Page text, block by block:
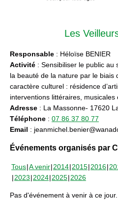
Les
Responsable : Héloïse BENIER
Activité : Sensibiliser le public au
la beauté de la nature par le biais
caractère culturel : résidence
interventions littéraires, musicales
Adresse : La Massonne- 17620
Téléphone : 07 86 37 80 77
Email :
Événements organisés par
Tous A venir 2014 2015 2016
2023 2024 2025 2026
Pas d'événement à venir à ce jour.